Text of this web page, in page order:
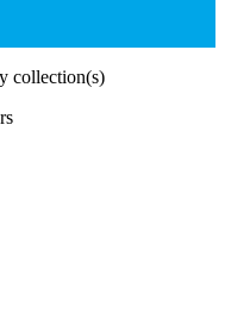
collection(s)